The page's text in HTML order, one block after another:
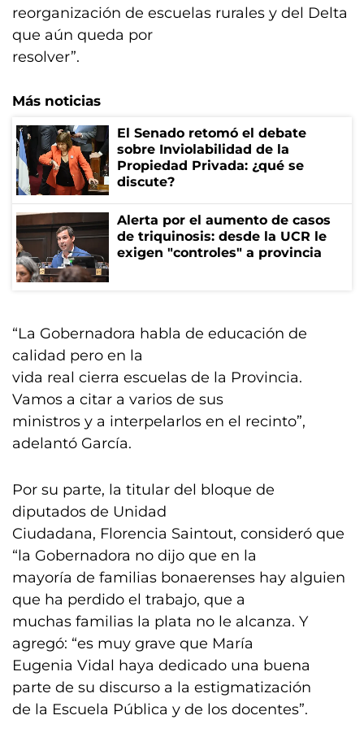
reorganización de escuelas rurales y del Delta
que aún queda por
resolver”.
Más noticias
El Senado retomó el debate
sobre Inviolabilidad de la
Propiedad Privada: ¿qué se
discute?
Alerta por el aumento de casos
de triquinosis: desde la UCR le
exigen "controles" a provincia
“La Gobernadora habla de educación de
calidad pero en la
vida real cierra escuelas de la Provincia.
Vamos a citar a varios de sus
ministros y a interpelarlos en el recinto”,
adelantó García.
Por su parte, la titular del bloque de
diputados de Unidad
Ciudadana, Florencia Saintout, consideró que
“la Gobernadora no dijo que en la
mayoría de familias bonaerenses hay alguien
que ha perdido el trabajo, que a
muchas familias la plata no le alcanza. Y
agregó: “es muy grave que María
Eugenia Vidal haya dedicado una buena
parte de su discurso a la estigmatización
de la Escuela Pública y de los docentes”.